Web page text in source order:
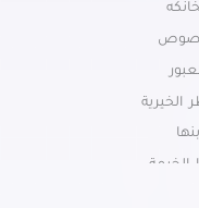
الخيرية
الخيمة